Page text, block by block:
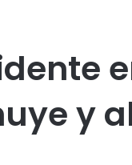
y